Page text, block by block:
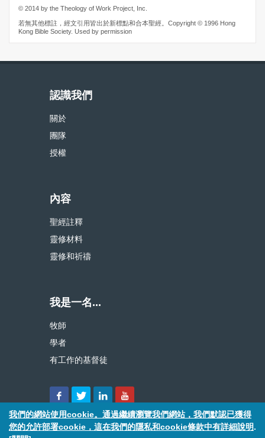
© 2014 by the Theology of Work Project, Inc.
若無其他標註，經文引用皆出於新標點和合本聖經。Copyright © 1996 Hong
Kong Bible Society. Used by permission
認識我們
關於
團隊
授權
內容
聖經註釋
靈修材料
靈修和祈禱
我是一名...
牧師
學者
有工作的基督徒
我們的網站使用cookie。通過繼續瀏覽我們網站，我們默認已獲得
您的允許部署cookie，這在我們的隱私和cookie條款中有詳細說明.